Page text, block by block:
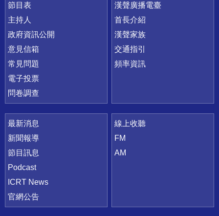
節目表
主持人
政府資訊公開
意見信箱
常見問題
電子投票
問卷調查
漢聲廣播電臺
首長介紹
漢聲家族
交通指引
頻率資訊
最新消息
新聞報導
節目訊息
Podcast
ICRT News
官網公告
線上收聽
FM
AM